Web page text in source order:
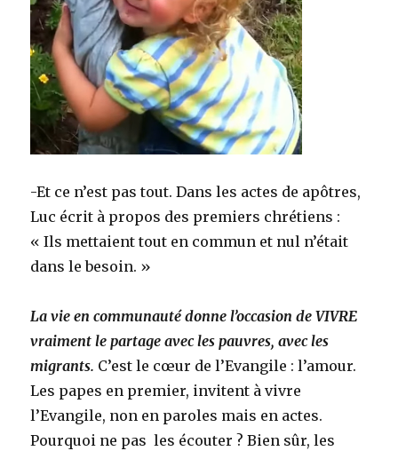
-Et ce n’est pas tout. Dans les actes de apôtres,
Luc écrit à propos des premiers chrétiens :
« Ils mettaient tout en commun et nul n’était
dans le besoin. »
La vie en communauté donne l’occasion de VIVRE
vraiment le partage avec les pauvres, avec les
migrants. C’est le cœur de l’Evangile : l’amour.
Les papes en premier, invitent à vivre
l’Evangile, non en paroles mais en actes.
Pourquoi ne pas les écouter ? Bien sûr, les